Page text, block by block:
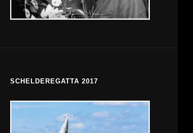
SCHELDEREGATTA 2017